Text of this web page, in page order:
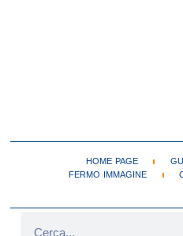
HOME PAGE
FERMO IMMAGINE